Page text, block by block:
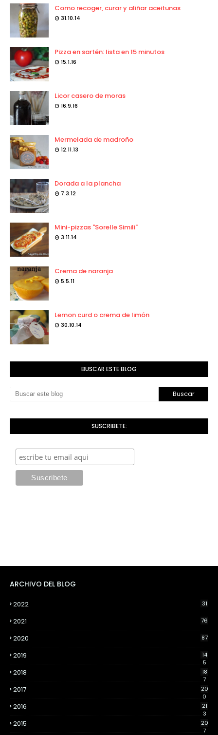
Como recoger, curar y aliñar aceitunas
31.10.14
Pizza en sartén: lista en 15 minutos
15.1.16
Licor casero de moras
16.9.16
Mermelada de madroño
12.11.13
Dorada a la plancha
7.3.12
Mini-pizzas "Sorelle Simili"
3.11.14
Crema de naranja
5.5.11
Lemon curd o crema de limón
30.10.14
BUSCAR ESTE BLOG
SUSCRIBETE:
ARCHIVO DEL BLOG
2022 31
2021 76
2020 87
2019
14
5
2018
18
7
2017
20
0
2016
21
3
2015
20
7